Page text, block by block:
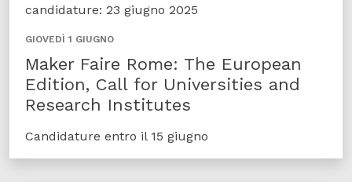
candidature: 23 giugno 2025
GIOVEDÌ 1 GIUGNO
Maker Faire Rome: The European
Edition, Call for Universities and
Research Institutes
Candidature entro il 15 giugno